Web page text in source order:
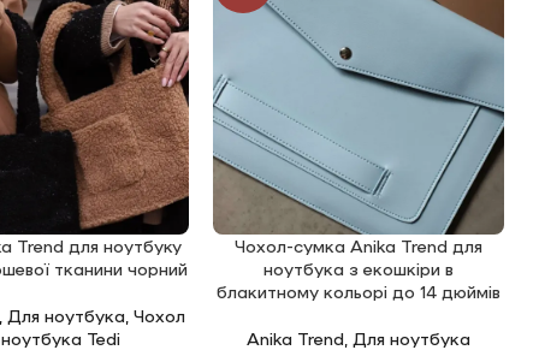
Trend для ноутбуку
тканини чорний
Для ноутбука ,Чохол
Tedi
ДОДАТИ В КОШИК
Чохол-сумка Anika Trend для
ноутбука з екошкіри в
блакитному кольорі до 14 дюймів
Anika Trend Для ноутбука